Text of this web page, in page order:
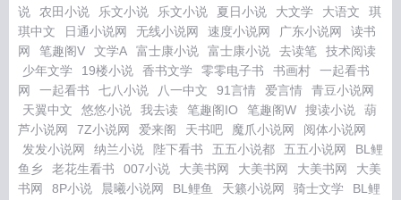
说
农田小说 乐文小说 乐文小说 夏日小说 大文学 大语文
琪
琪中文
日通小说网 无线小说网 速度小说网 广东小说网
读书
网
笔趣阁V 文学A 富士康小说 富士康小说 去读笔
技术阅读
少年文学
19楼小说 香书文学 零零电子书 书画村
一起看书
网
一起看书 七八小说 八一中文 91言情 爱言情
青豆小说网
天翼中文
悠悠小说 我去读 笔趣阁IO 笔趣阁W 搜读小说
葫
芦小说网
7Z小说网 爱来阁 天书吧 魔爪小说网
阅体小说网
发发小说网
纳兰小说 陛下看书 五五小说都 五五小说网
BL鲤
鱼乡
老花生看书 007小说 大美书网 大美书网 大美书网
大美
书网
8P小说 晨曦小说网 BL鲤鱼 天籁小说网 骑士文学
BL鲤